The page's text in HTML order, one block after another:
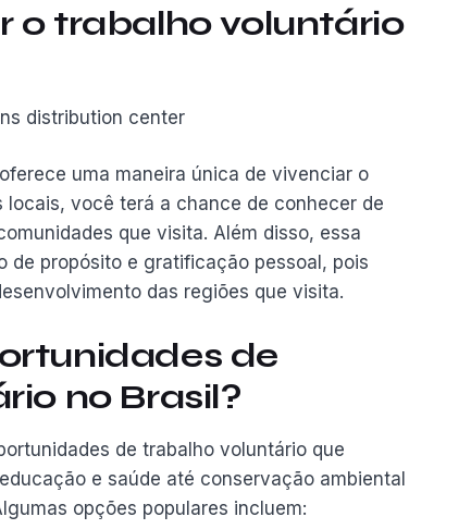
o trabalho voluntário
uma maneira única de vivenciar o
locais, você terá a chance de conhecer de
que visita. Além disso, essa
de propósito e gratificação pessoal, pois
das regiões que visita.
de
no Brasil?
de trabalho voluntário que
e saúde até conservação ambiental
opções populares incluem: